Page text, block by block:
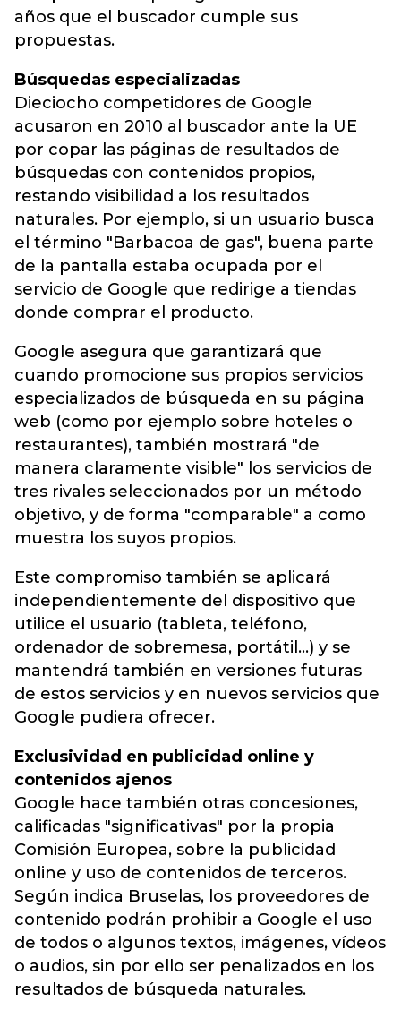
años que el buscador cumple sus
propuestas.
Búsquedas especializadas
Dieciocho competidores de Google
acusaron en 2010 al buscador ante la UE
por copar las páginas de resultados de
búsquedas con contenidos propios,
restando visibilidad a los resultados
naturales. Por ejemplo, si un usuario busca
el término "Barbacoa de gas", buena parte
de la pantalla estaba ocupada por el
servicio de Google que redirige a tiendas
donde comprar el producto.
Google asegura que garantizará que
cuando promocione sus propios servicios
especializados de búsqueda en su página
web (como por ejemplo sobre hoteles o
restaurantes), también mostrará "de
manera claramente visible" los servicios de
tres rivales seleccionados por un método
objetivo, y de forma "comparable" a como
muestra los suyos propios.
Este compromiso también se aplicará
independientemente del dispositivo que
utilice el usuario (tableta, teléfono,
ordenador de sobremesa, portátil...) y se
mantendrá también en versiones futuras
de estos servicios y en nuevos servicios que
Google pudiera ofrecer.
Exclusividad en publicidad online y
contenidos ajenos
Google hace también otras concesiones,
calificadas "significativas" por la propia
Comisión Europea, sobre la publicidad
online y uso de contenidos de terceros.
Según indica Bruselas, los proveedores de
contenido podrán prohibir a Google el uso
de todos o algunos textos, imágenes, vídeos
o audios, sin por ello ser penalizados en los
resultados de búsqueda naturales.